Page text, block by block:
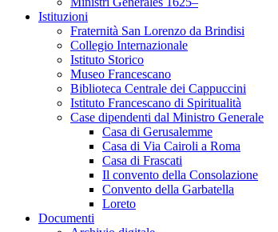
Istituzioni
Fraternità San Lorenzo da Brindisi
Collegio Internazionale
Istituto Storico
Museo Francescano
Biblioteca Centrale dei Cappuccini
Istituto Francescano di Spiritualità
Case dipendenti dal Ministro Generale
Casa di Gerusalemme
Casa di Via Cairoli a Roma
Casa di Frascati
Il convento della Consolazione
Convento della Garbatella
Loreto
Documenti